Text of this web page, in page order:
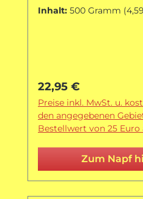
Inhalt: 500 Gramm
Regulärer Preis:
22,95 €
Preise inkl. MwSt. u.
den angegebenen
Bestellwert von 25 Euro
Zum Napf